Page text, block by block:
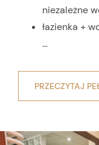
niezależne
łazienka +
...
PRZECZYTAJ